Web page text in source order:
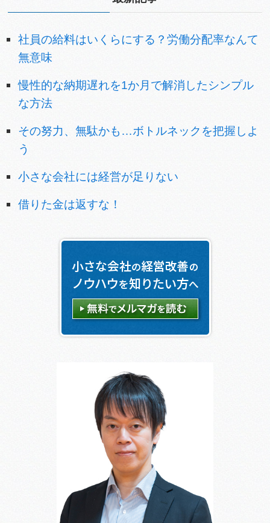
社員の給料はいくらにする？労働分配率なんて
無意味
慢性的な納期遅れを1か月で解消したシンプル
な方法
その努力、無駄かも…ボトルネックを把握しよ
う
小さな会社には経営が足りない
借りた金は返すな！